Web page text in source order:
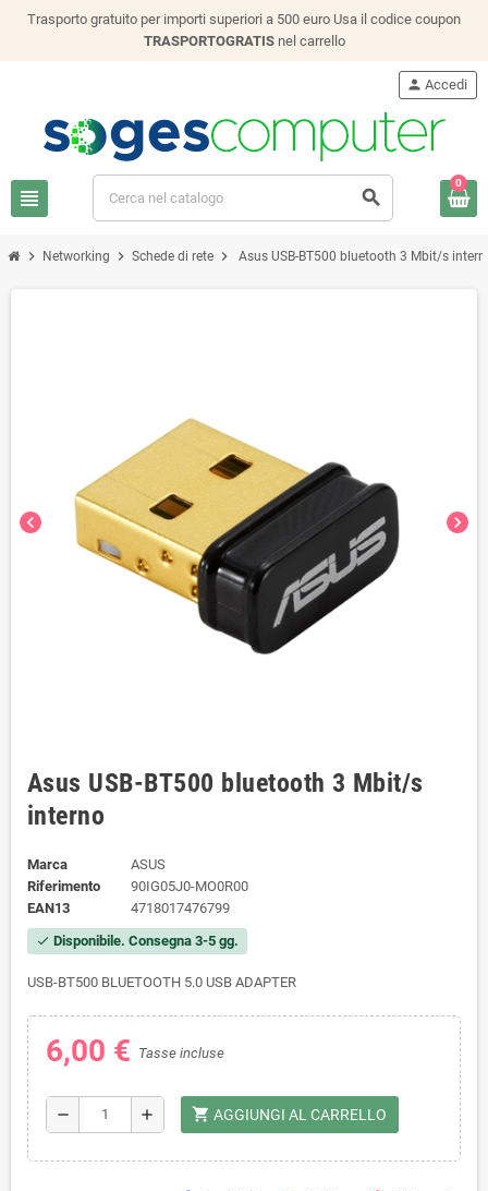
Trasporto gratuito per importi superiori a 500 euro Usa il codice coupon
TRASPORTOGRATISnel carrello
view_headline search
person Accedi
0
chevron_right Networking chevron_right Schede di rete chevron_right Asus USB-BT500 bluetooth 3 Mbit/s
chevron_left chevron_right
Asus USB-BT500 bluetooth 3 Mbit/s
interno
Marca
ASUS
Riferimento
90IG05J0-MO0R00
EAN13
4718017476799
check Disponibile. Consegna 3-5 gg.
USB-BT500 BLUETOOTH 5.0 USB ADAPTER
6,00 € Tasse incluse
remove add shopping_cart AGGIUNGI AL CARRELLO